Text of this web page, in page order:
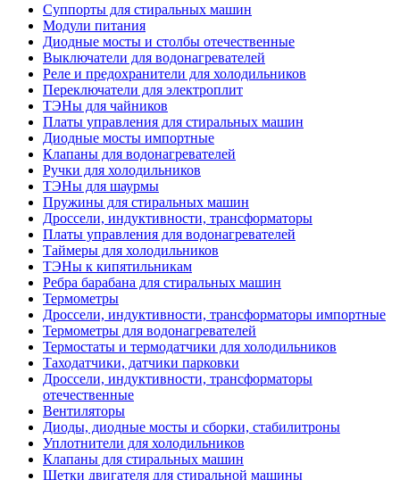
Суппорты для стиральных машин
Модули питания
Диодные мосты и столбы отечественные
Выключатели для водонагревателей
Реле и предохранители для холодильников
Переключатели для электроплит
ТЭНы для чайников
Платы управления для стиральных машин
Диодные мосты импортные
Клапаны для водонагревателей
Ручки для холодильников
ТЭНы для шаурмы
Пружины для стиральных машин
Дроссели, индуктивности, трансформаторы
Платы управления для водонагревателей
Таймеры для холодильников
ТЭНы к кипятильникам
Ребра барабана для стиральных машин
Термометры
Дроссели, индуктивности, трансформаторы импортные
Термометры для водонагревателей
Термостаты и термодатчики для холодильников
Таходатчики, датчики парковки
Дроссели, индуктивности, трансформаторы
отечественные
Вентиляторы
Диоды, диодные мосты и сборки, стабилитроны
Уплотнители для холодильников
Клапаны для стиральных машин
Щетки двигателя для стиральной машины